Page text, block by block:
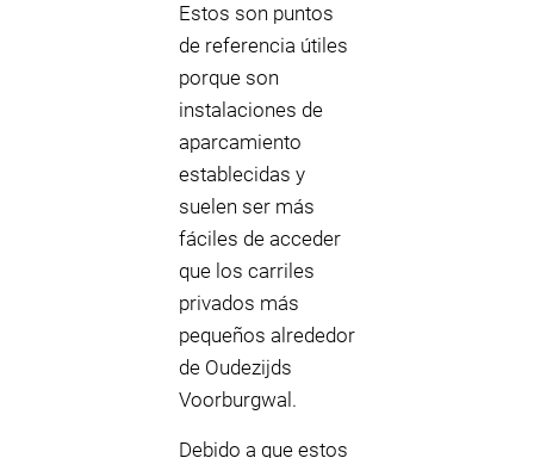
Estos son puntos
de referencia útiles
porque son
instalaciones de
aparcamiento
establecidas y
suelen ser más
fáciles de acceder
que los carriles
privados más
pequeños alrededor
de Oudezijds
Voorburgwal.
Debido a que estos